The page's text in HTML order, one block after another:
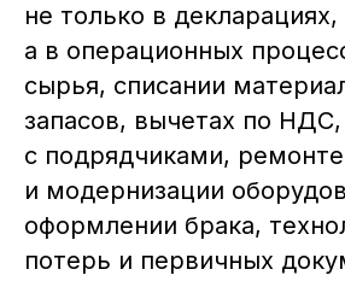
не только в декларациях,
а в операционных
сырья, списании
запасов, вычетах по
с подрядчиками, ремонте
и модернизации
оформлении брака,
потерь и первичных